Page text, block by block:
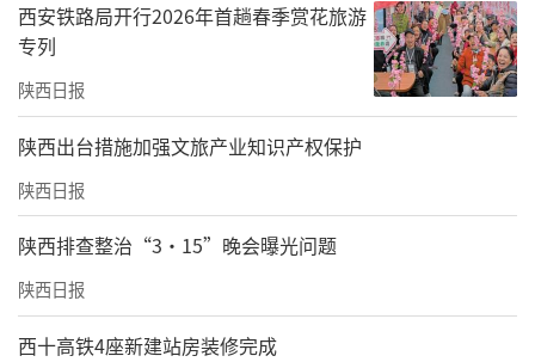
为陕西省数字商务行业产教融合共同体揭牌
西安铁路局开行2026年首趟春季赏花旅游
专列
陕西日报
​陕西出台措施加强文旅产业知识产权保护
陕西日报
陕西排查整治“3·15”晚会曝光问题
陕西日报
西十高铁4座新建站房装修完成